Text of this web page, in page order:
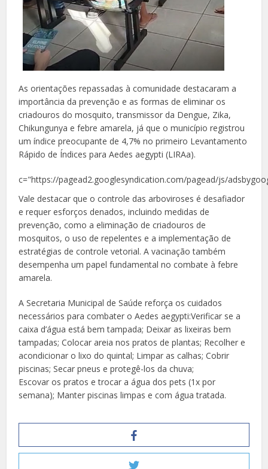
As orientações repassadas à comunidade destacaram a
importância da prevenção e as formas de eliminar os
criadouros do mosquito, transmissor da Dengue, Zika,
Chikungunya e febre amarela, já que o município registrou
um índice preocupante de 4,7% no primeiro Levantamento
Rápido de Índices para Aedes aegypti (LIRAa).
c="https://pagead2.googlesyndication.com/pagead/js/
Vale destacar que o controle das arboviroses é desafiador
e requer esforços denados, incluindo medidas de
prevenção, como a eliminação de criadouros de
mosquitos, o uso de repelentes e a implementação de
estratégias de controle vetorial. A vacinação também
desempenha um papel fundamental no combate à febre
amarela.
A Secretaria Municipal de Saúde reforça os cuidados
necessários para combater o Aedes aegypti:Verificar se a
caixa d’água está bem tampada; Deixar as lixeiras bem
tampadas; Colocar areia nos pratos de plantas; Recolher e
acondicionar o lixo do quintal; Limpar as calhas; Cobrir
piscinas; Secar pneus e protegê-los da chuva;
Escovar os pratos e trocar a água dos pets (1x por
semana); Manter piscinas limpas e com água tratada.